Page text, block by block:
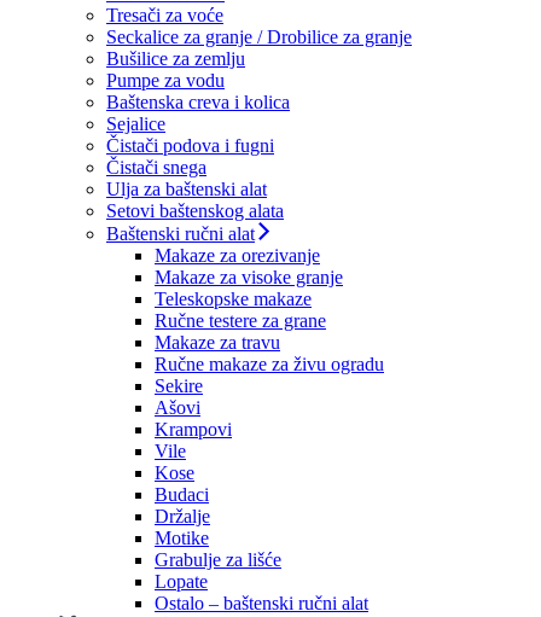
Tresači za voće
Seckalice za granje / Drobilice za granje
Bušilice za zemlju
Pumpe za vodu
Baštenska creva i kolica
Sejalice
Čistači podova i fugni
Čistači snega
Ulja za baštenski alat
Setovi baštenskog alata
Baštenski ručni alat
Makaze za orezivanje
Makaze za visoke granje
Teleskopske makaze
Ručne testere za grane
Makaze za travu
Ručne makaze za živu ogradu
Sekire
Ašovi
Krampovi
Vile
Kose
Budaci
Držalje
Motike
Grabulje za lišće
Lopate
Ostalo – baštenski ručni alat